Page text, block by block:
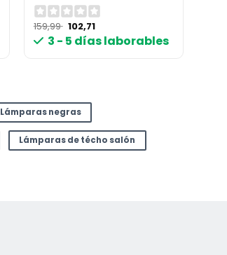
159,99 El
precio
original
102,71
precio
actual
3 - 5 días laborables
Lámparas negras
Lámparas de técho salón